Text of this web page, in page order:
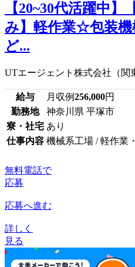
【20~30代活躍中
み】軽作業☆包装
ど...
UTエージェント株式会社（関
給与 月収例256,000円
勤務地
神奈川県 平塚市
寮・社宅 あり
仕事内容 機械系工場 / 軽作業
無料電話で
応募
応募へ進む
詳しく
見る